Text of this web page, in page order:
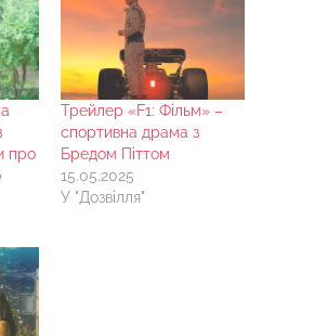
про
Трейлер «F1: Фільм» –
спортивна драма з
Бредом Піттом
15.05.2025
У "Дозвілля"